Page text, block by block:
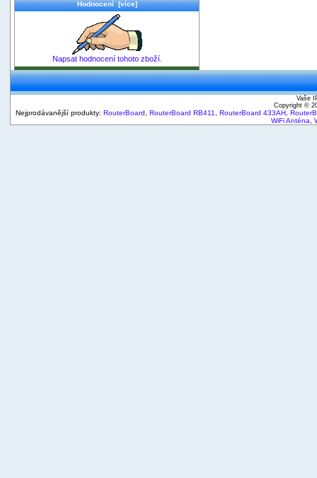
Hodnocení [více]
Napsat hodnocení tohoto zboží.
Vaše
Copyright ©
Nejprodávanější produkty: RouterBoard RouterBoard RB411 RouterBoard 433AH
WiFi Anténa